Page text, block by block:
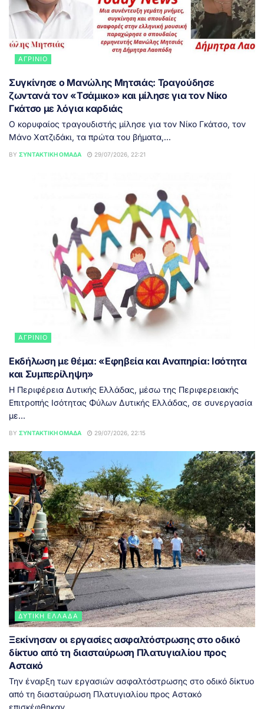
ΑΓΡΊΝΙΟ
Συγκίνησε ο Μανώλης Μητσιάς: Τραγούδησε
ζωντανά τον «Τσάμικο» και μίλησε για τον Νίκο
Γκάτσο με λόγια καρδιάς
Ο κορυφαίος τραγουδιστής μίλησε για τον Νίκο Γκάτσο, τον
Μάνο Χατζιδάκι, τα πρώτα του βήματα,...
BY ΣΥΝΤΑΚΤΙΚΉ ΟΜΆΔΑ 29/07/2026, 22:21
ΑΓΡΊΝΙΟ
Εκδήλωση με θέμα: «Εφηβεία και Αναπηρία: Ισότητα
και Συμπερίληψη»
Η Περιφέρεια Δυτικής Ελλάδας, μέσω της Περιφερειακής
Επιτροπής Ισότητας Φύλων Δυτικής Ελλάδας, σε συνεργασία
με...
BY ΣΥΝΤΑΚΤΙΚΉ ΟΜΆΔΑ 29/07/2026, 22:15
ΔΥΤΙΚΉ ΕΛΛΆΔΑ
Ξεκίνησαν οι εργασίες ασφαλτόστρωσης στο οδικό
δίκτυο από τη διασταύρωση Πλατυγιαλίου προς
Αστακό
Την έναρξη των εργασιών ασφαλτόστρωσης στο οδικό δίκτυο
από τη διασταύρωση Πλατυγιαλίου προς Αστακό
επισκέφθηκαν...